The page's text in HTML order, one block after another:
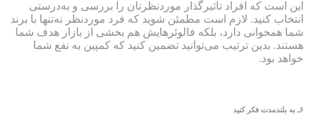
این است که افراد تاثیرگذار موردنظرتان را بررسی و به‌درستی
انتخاب کنید. لازم است مطمئن شوید که فرد موردنظر نه‌تنها با برند
شما همخوانی دارد، بلکه فالوئرهایش هم بخشی از بازار هدف شما
هستند. بدین ترتیب می‌توانید تضمین کنید که کمپین به نفع شما
خواهد بود.
۶ـ به بلندمدت فکر کنید